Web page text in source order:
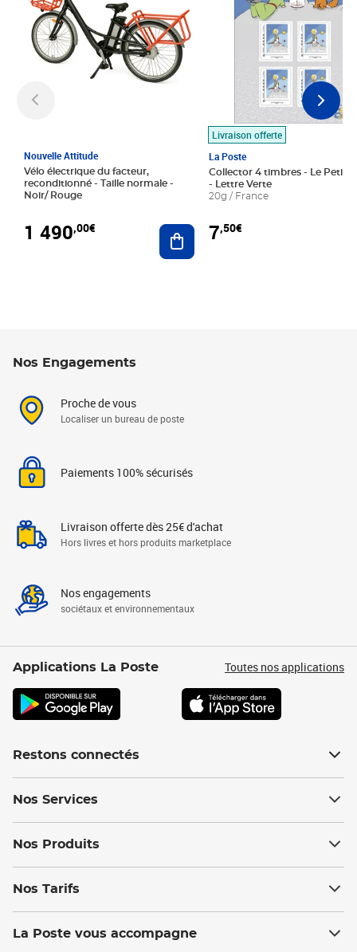
Nouvelle Attitude
Vélo électrique du facteur,
reconditionné - Taille normale -
Noir/ Rouge
1 490,00€ Ajouter au panier
Livraison offerte
La Poste
Collector 4 timbres - Le Petit
- Lettre Verte
20g / France
7,50€
Nos Engagements
Proche de vous
Localiser un bureau de poste
Paiements 100% sécurisés
Livraison offerte dès 25€ d'achat
Hors livres et hors produits marketplace
Nos engagements
sociétaux et environnementaux
Applications La Poste Toutes nos applications
Restons connectés
Nos Services
Nos Produits
Nos Tarifs
La Poste vous accompagne